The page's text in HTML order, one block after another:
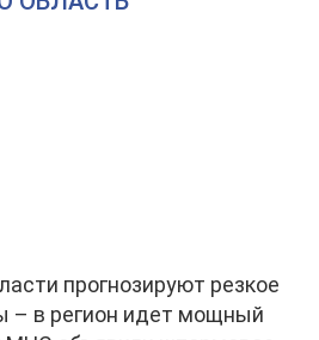
прогнозируют резкое
– в регион идет мощный